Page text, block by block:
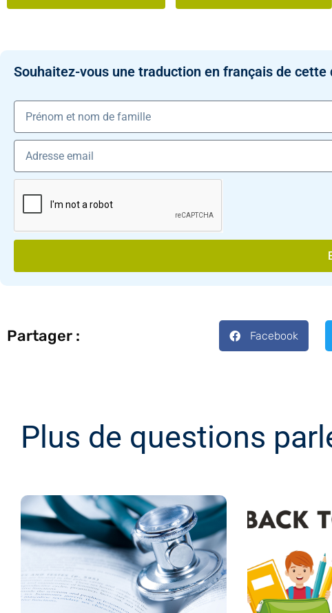
Souhaitez-vous une traduction en français de
Partager : Facebook
Plus de questions